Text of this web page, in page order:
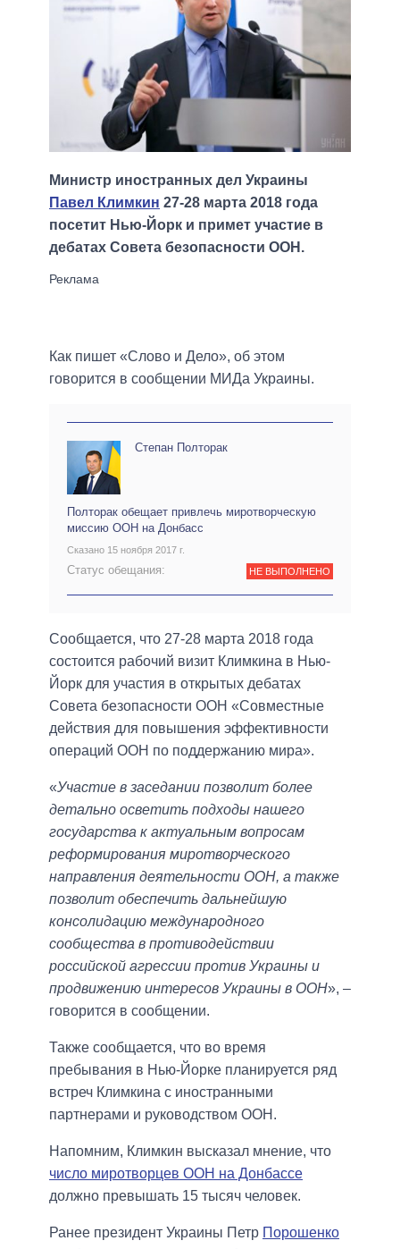
Министр иностранных дел Украины
Павел Климкин 27-28 марта 2018 года
посетит Нью-Йорк и примет участие в
дебатах Совета безопасности ООН.
Как пишет «Слово и Дело», об этом
говорится в сообщении МИДа Украины.
Степан Полторак
Полторак обещает привлечь миротворческую
миссию ООН на Донбасс
Сказано 15 ноября 2017 г.
Статус обещания: НЕ ВЫПОЛНЕНО
Сообщается, что 27-28 марта 2018 года
состоится рабочий визит Климкина в Нью-
Йорк для участия в открытых дебатах
Совета безопасности ООН «Совместные
действия для повышения эффективности
операций ООН по поддержанию мира».
«Участие в заседании позволит более
детально осветить подходы нашего
государства к актуальным вопросам
реформирования миротворческого
направления деятельности ООН, а также
позволит обеспечить дальнейшую
консолидацию международного
сообщества в противодействии
российской агрессии против Украины и
продвижению интересов Украины в ООН», –
говорится в сообщении.
Также сообщается, что во время
пребывания в Нью-Йорке планируется ряд
встреч Климкина с иностранными
партнерами и руководством ООН.
Напомним, Климкин высказал мнение, что
число миротворцев ООН на Донбассе
должно превышать 15 тысяч человек.
Ранее президент Украины Петр Порошенко